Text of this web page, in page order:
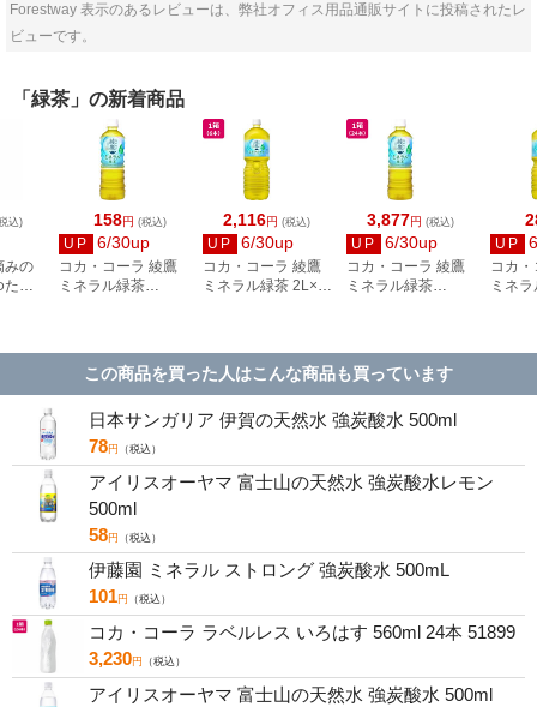
Forestway 表示のあるレビューは、弊社オフィス用品通販サイトに投稿されたレ
ビューです。
「緑茶」の新着商品
158円 (税込)
UP 6/30up
コカ・コーラ 綾鷹
ミネラル緑茶
2,116円 (税込)
UP 6/30up
コカ・コーラ 綾鷹
ミネラル緑茶 2L×6
3,877円 (税込)
UP 6/30up
コカ・コーラ 綾鷹
ミネラル緑茶
UP
コカ
ミネ
込)
みの
たか
この商品を買った人はこんな商品も買っています
日本サンガリア 伊賀の天然水 強炭酸水 500ml
78円 （税込）
アイリスオーヤマ 富士山の天然水 強炭酸水レモン
500ml
58円 （税込）
伊藤園 ミネラル ストロング 強炭酸水 500mL
101円 （税込）
コカ・コーラ ラベルレス いろはす 560ml 24本 51899
3,230円 （税込）
アイリスオーヤマ 富士山の天然水 強炭酸水 500ml